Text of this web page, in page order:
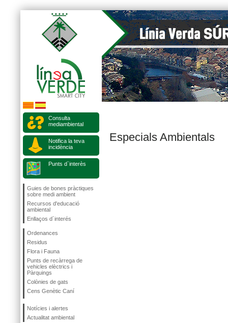
Consulta
mediambiental
Notifica la teva
incidència
Punts d`interès
Guies de bones pràctiques
sobre medi ambient
Recursos d'educació
ambiental
Enllaços d´interés
Ordenances
Residus
Flora i Fauna
Punts de recàrrega de
vehicles elèctrics i
Pàrquings
Colònies de gats
Cens Genètic Caní
Notícies i alertes
Actualitat ambiental
Especials Ambientals